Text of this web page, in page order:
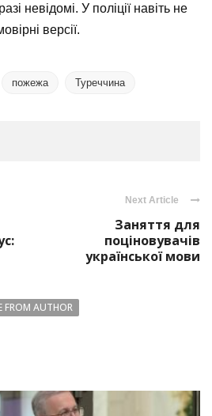
невідомі. У поліції навіть не
версії.
пожежа Туреччина
Next Article
Заняття для
поціновувачів
української мови
FROM AUTHOR